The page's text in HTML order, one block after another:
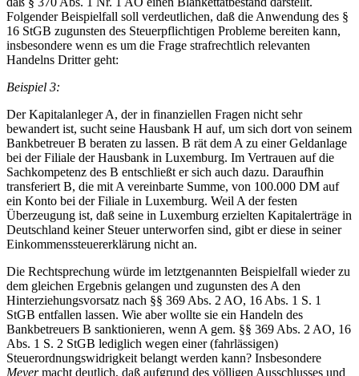
Folgender Beispielfall soll verdeutlichen, daß die Anwendung des §
16 StGB zugunsten des Steuerpflichtigen Probleme bereiten kann,
insbesondere wenn es um die Frage strafrechtlich relevanten
Handelns Dritter geht:
Beispiel 3:
Der Kapitalanleger A, der in finanziellen Fragen nicht sehr
bewandert ist, sucht seine Hausbank H auf, um sich dort von seinem
Bankbetreuer B beraten zu lassen. B rät dem A zu einer Geldanlage
bei der Filiale der Hausbank in Luxemburg. Im Vertrauen auf die
Sachkompetenz des B entschließt er sich auch dazu. Daraufhin
transferiert B, die mit A vereinbarte Summe, von 100.000 DM auf
ein Konto bei der Filiale in Luxemburg. Weil A der festen
Überzeugung ist, daß seine in Luxemburg erzielten Kapitalerträge in
Deutschland keiner Steuer unterworfen sind, gibt er diese in seiner
Einkommenssteuererklärung nicht an.
Die Rechtsprechung würde im letztgenannten Beispielfall wieder zu
dem gleichen Ergebnis gelangen und zugunsten des A den
Hinterziehungsvorsatz nach §§ 369 Abs. 2 AO, 16 Abs. 1 S. 1
StGB entfallen lassen. Wie aber wollte sie ein Handeln des
Bankbetreuers B sanktionieren, wenn A gem. §§ 369 Abs. 2 AO, 16
Abs. 1 S. 2 StGB lediglich wegen einer (fahrlässigen)
Steuerordnungswidrigkeit belangt werden kann? Insbesondere
Meyermacht deutlich, daß aufgrund des völligen Ausschlusses und